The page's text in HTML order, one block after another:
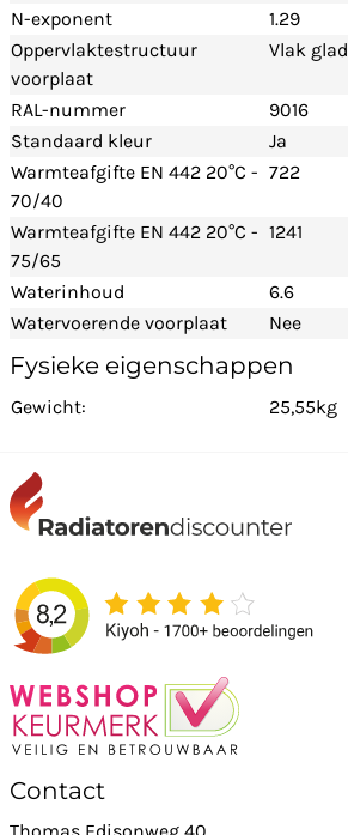
N-exponent
1.29
Oppervlaktestructuur
voorplaat
Vlak glad
RAL-nummer
9016
Standaard kleur
Ja
Warmteafgifte EN 442 20°C -
70/40
722
Warmteafgifte EN 442 20°C -
75/65
1241
Waterinhoud
6.6
Watervoerende voorplaat
Nee
Fysieke eigenschappen
Gewicht: 25,55kg
Contact